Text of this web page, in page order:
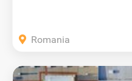
Romania